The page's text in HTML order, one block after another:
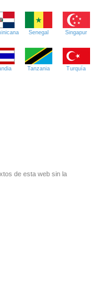
Senegal Singapur
Tanzania Turquía
de esta web sin la